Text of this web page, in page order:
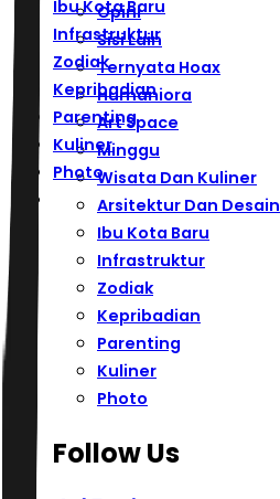
Ibu Kota Baru
Infrastruktur
Zodiak
Kepribadian
Parenting
Kuliner
Photo
Opini
Sisi Lain
Ternyata Hoax
Humaniora
Art Space
Minggu
Wisata Dan Kuliner
Arsitektur Dan Desain
Ibu Kota Baru
Infrastruktur
Zodiak
Kepribadian
Parenting
Kuliner
Photo
Follow Us